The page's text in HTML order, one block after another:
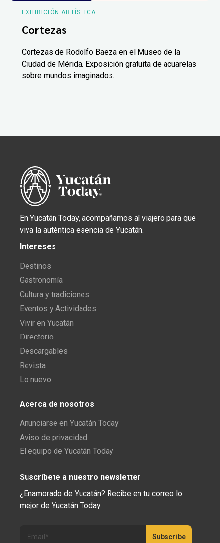
EXHIBICIÓN ARTÍSTICA
Cortezas
Cortezas de Rodolfo Baeza en el Museo de la
Ciudad de Mérida. Exposición gratuita de acuarelas
sobre mundos imaginados.
En Yucatán Today, acompañamos al viajero para que
viva la auténtica esencia de Yucatán.
Intereses
Destinos
Gastronomía
Cultura y tradiciones
Eventos y Actividades
Vivir en Yucatán
Directorio
Descargables
Revista
Lo nuevo
Acerca de nosotros
Anunciarse en Yucatán Today
Aviso de privacidad
El equipo de Yucatán Today
Suscríbete a nuestro newsletter
¿Enamorado de Yucatán? Recibe en tu correo lo
mejor de Yucatán Today.